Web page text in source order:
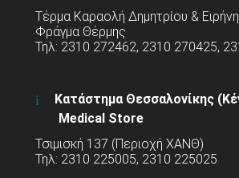
Τέρμα Καραολή Δημητρίου &
Φράγμα Θέρμης
Τηλ: 2310 272462, 2310 270425,
Κατάστημα Θεσσαλονίκης
Medical Store
Τσιμισκή 137 (Περιοχή ΧΑΝΘ)
Τηλ: 2310 225005, 2310 225025